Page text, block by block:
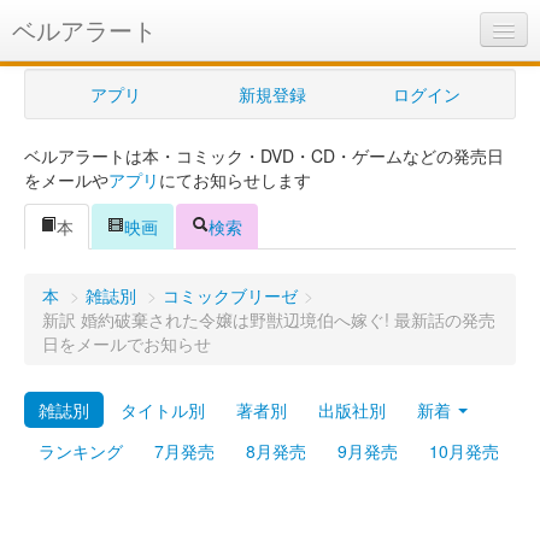
ベルアラート
ベルアラートとは
ヘルプ
新規登録
ログイン
購入管理
プレミアム
アプリ 新規登録 ログイン
ベルアラートは本・コミック・DVD・CD・ゲームなどの発売日
をメールやアプリ にてお知らせします
本
映画 検索
本 > 雑誌別 > コミックブリーゼ >
新訳 婚約破棄された令嬢は野獣辺境伯へ嫁ぐ! 最新話の発売
日をメールでお知らせ
雑誌別 タイトル別 著者別 出版社別
新着
ランキング
7月発売 8月発売 9月発売 10月発売